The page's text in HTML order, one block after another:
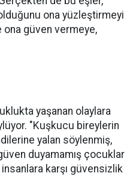
ona yüzleştirmeyi
ona güven vermeye,
yaşanan olaylara
"Kuşkucu bireylerin
yalan söylenmiş,
duyamamış çocuklar
karşı güvensizlik